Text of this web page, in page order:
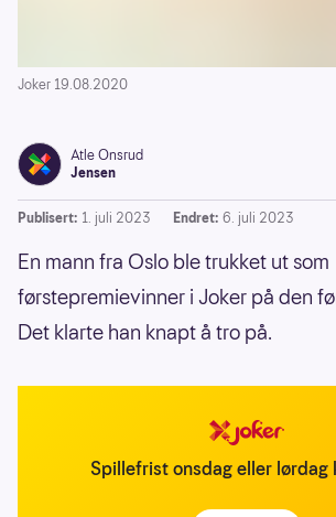
Joker 19.08.2020
Atle Onsrud
Jensen
Publisert: 1. juli 2023 Endret: 6. juli 2023
En mann fra Oslo ble trukket ut som
førstepremievinner i Joker på den
Det klarte han knapt å tro på.
Spillefrist onsdag eller lørdag